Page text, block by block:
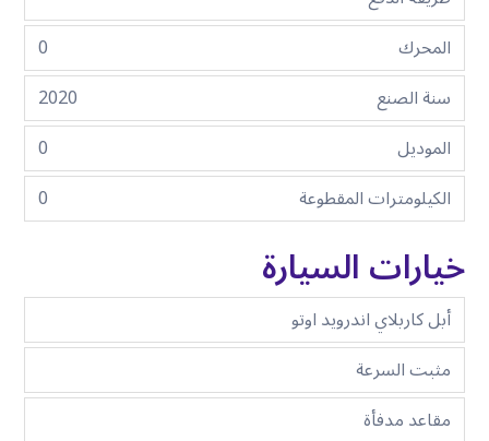
المحرك
0
سنة الصنع
2020
الموديل
0
الكيلومترات المقطوعة
0
خيارات السيارة
أبل كاربلاي اندرويد اوتو
مثبت السرعة
مقاعد مدفأة